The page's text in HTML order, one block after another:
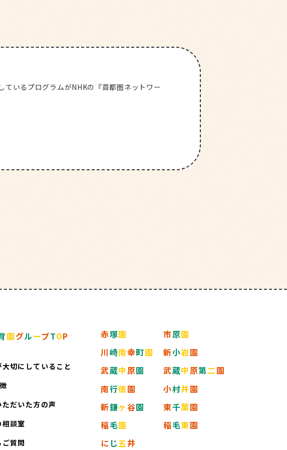
ぶれあ保育園グループ
武蔵 中原第 二園
いるプログラムがNHKの『首都圏ネットワー
園グループTOP
切にしていること
ただいた方の声
談室
質問
赤塚園 市原園
川崎南幸町園 新小岩園
武蔵中原園 武蔵中原第二園
南行徳園 小村井園
新鎌ヶ谷園 東千葉園
稲毛園 稲毛東園
に じ五井